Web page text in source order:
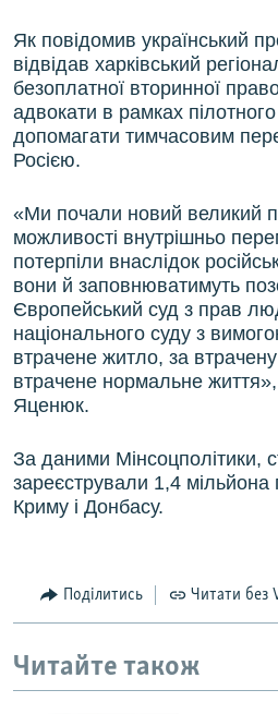
Як повідомив український
відвідав харківський
безоплатної вторинної
адвокати в рамках
допомагати тимчасовим
Росією.
«Ми почали новий великий
можливості внутрішньо
потерпіли внаслідок
вони й заповнюватимуть
Європейський суд з прав
національного суду з
втрачене житло, за втрачену
втрачене нормальне
Яценюк.
За даними Мінсоцполітики,
зареєстрували 1,4 мільйона
Криму і Донбасу.
Поділитись Читати без
Читайте також